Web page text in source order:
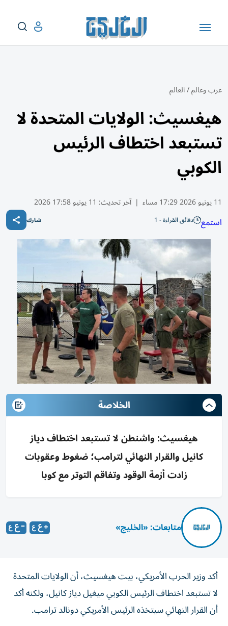
عرب وعالم/العالم
هيغسيث: الولايات المتحدة لا
تستبعد اختطاف الرئيس
الكوبي
11 يونيو 2026 17:29 مساء | آخر تحديث: 11 يونيو 17:58 2026
استمع دقائق القراءة - 1 شارك
الخلاصة
هيغسيث: واشنطن لا تستبعد اختطاف دياز
كانيل والقرار النهائي لترامب؛ ضغوط وعقوبات
زادت أزمة الوقود وتفاقم التوتر مع كوبا
متابعات: «الخليج»
أكد وزير الحرب الأمريكي، بيت هيغسيث، أن الولايات المتحدة
لا تستبعد اختطاف الرئيس الكوبي ميغيل دياز كانيل، ولكنه أكد
أن القرار النهائي سيتخذه الرئيس الأمريكي دونالد ترامب.